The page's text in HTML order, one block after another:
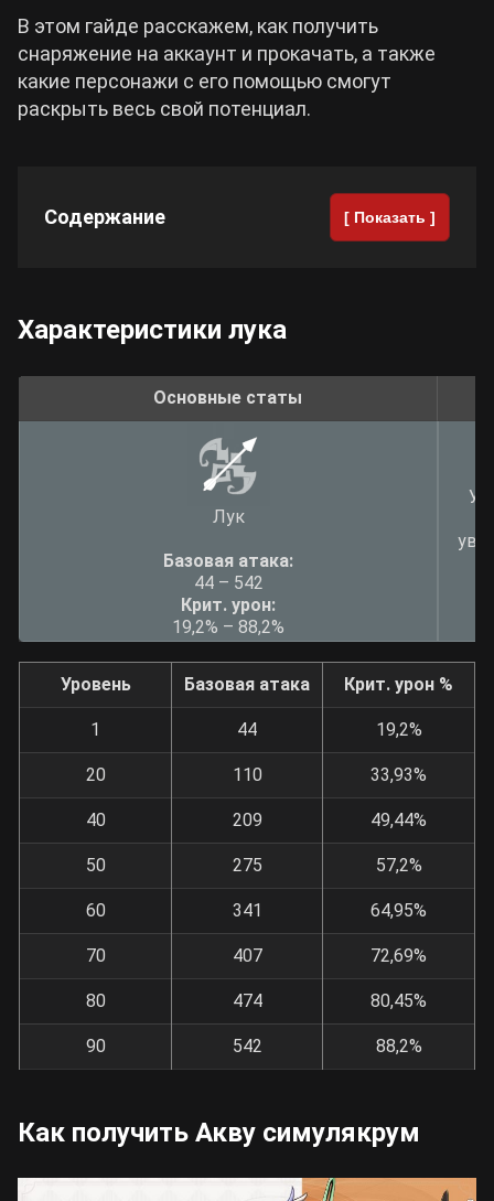
Все игры
В этом гайде расскажем, как получить
снаряжение на аккаунт и прокачать, а также
какие персонажи с его помощью смогут
раскрыть весь свой потенциал.
Содержание [ Показать ]
Характеристики лука
Основные статы
Лук
Базовая атака:
44 – 542
Крит. урон:
19,2% – 88,2%
Уровень Базовая атака Крит. урон %
1 44 19,2%
20 110 33,93%
40 209 49,44%
50 275 57,2%
60 341 64,95%
70 407 72,69%
80 474 80,45%
90 542 88,2%
Как получить Акву симулякрум